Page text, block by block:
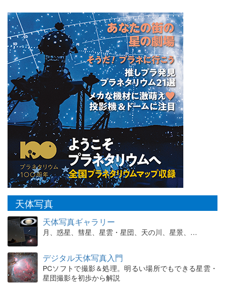
天体写真
天体写真ギャラリー
月、惑星、彗星、星雲・星団、天の川、星景、…
デジタル天体写真入門
PCソフトで撮影＆処理。明るい場所でもできる星雲・
星団撮影を初歩から解説